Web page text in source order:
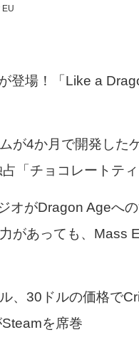
EU
登場！「Like a
が4か月で開発した
「チョコレートテ
オがDragon Ageへ
があっても、Mass
、30ドルの価格で
を席巻